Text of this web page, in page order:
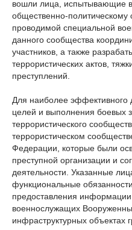
вошли лица, испытывающие
общественно-
проводимой специальной
данного сообщества
участников, а также
террористических актов,
преступлений.
Для наиболее эффективного
целей и выполнения боевых
террористического
террористическом
Федерации, которые были
преступной организации и
деятельности. Указанные
функциональные
предоставления
военнослужащих
инфраструктурных объектах